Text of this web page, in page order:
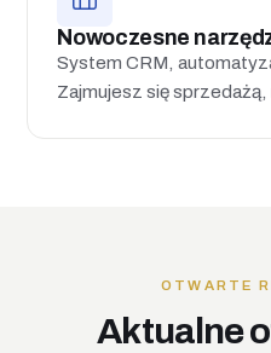
Nowoczesne
System CRM,
Zajmujesz się
OTWARTE
Aktualne